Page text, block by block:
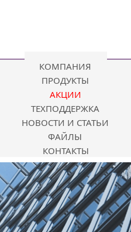
КОМПАНИЯ
ПРОДУКТЫ
АКЦИИ
ТЕХПОДДЕРЖКА
НОВОСТИ И СТАТЬИ
ФАЙЛЫ
КОНТАКТЫ